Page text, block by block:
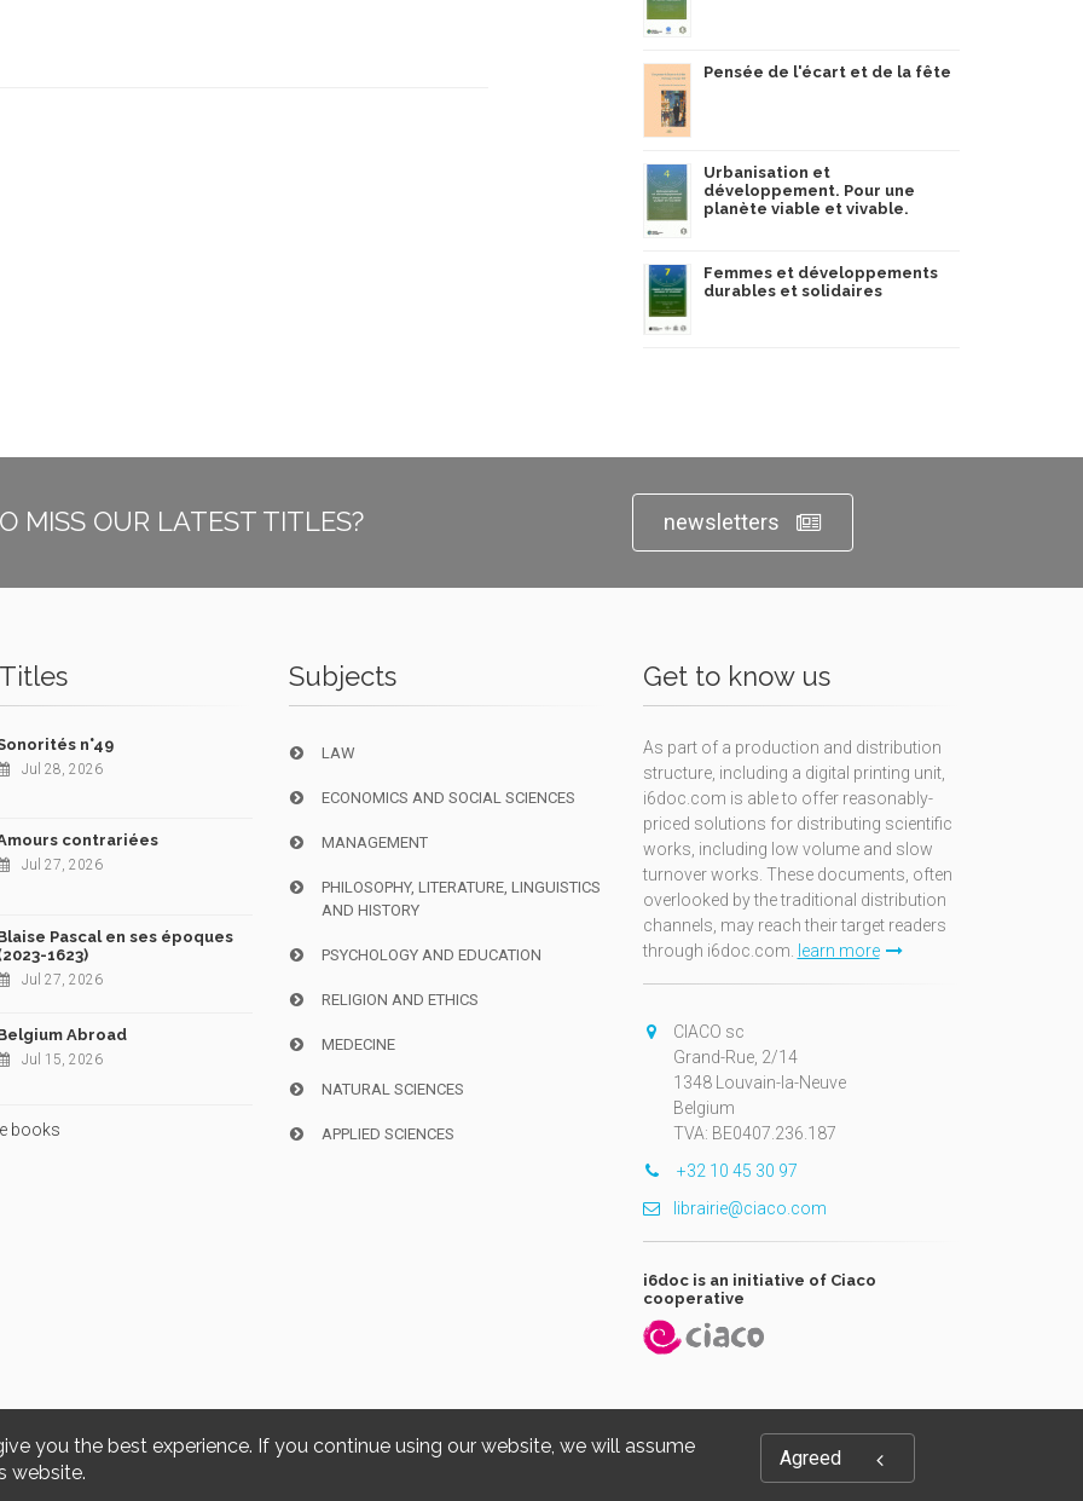
you the best experience. If you continue using our website, we will assume
website.
Agreed
Pensée de l'écart et de la fête
Urbanisation et
développement. Pour une
planète viable et vivable.
Femmes et développements
durables et solidaires
MISS OUR LATEST TITLES? newsletters
n°49
Jul 28, 2026
contrariées
Jul 27, 2026
Pascal en ses époques
1623)
Jul 27, 2026
Abroad
Jul 15, 2026
books
Subjects
LAW
ECONOMICS AND SOCIAL SCIENCES
MANAGEMENT
PHILOSOPHY, LITERATURE, LINGUISTICS
AND HISTORY
PSYCHOLOGY AND EDUCATION
RELIGION AND ETHICS
MEDECINE
NATURAL SCIENCES
APPLIED SCIENCES
Get to know us
As part of a production and distribution
structure, including a digital printing unit,
i6doc.com is able to offer reasonably-
priced solutions for distributing scientific
works, including low volume and slow
turnover works. These documents, often
overlooked by the traditional distribution
channels, may reach their target readers
through i6doc.com. learn more
CIACO sc
Grand-Rue, 2/14
1348 Louvain-la-Neuve
Belgium
TVA: BE0407.236.187
+32 10 45 30 97
librairie@ciaco.com
i6doc is an initiative of Ciaco
cooperative
Copyright © 2026, i6doc. Powered by